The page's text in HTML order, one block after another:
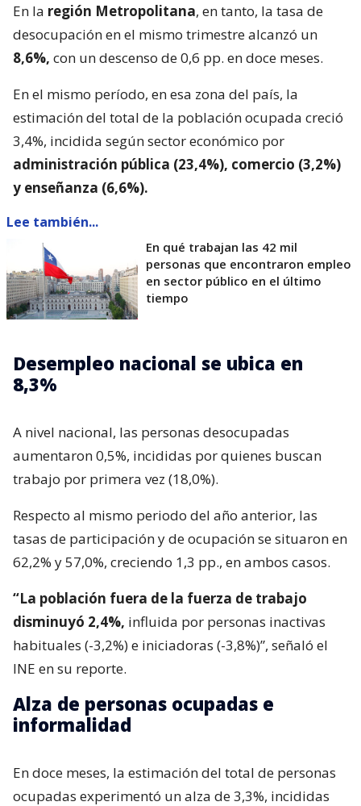
En la región Metropolitana, en tanto, la tasa de
desocupación en el mismo trimestre alcanzó un
8,6%, con un descenso de 0,6 pp. en doce meses.
En el mismo período, en esa zona del país, la
estimación del total de la población ocupada creció
3,4%, incidida según sector económico por
administración pública (23,4%), comercio (3,2%)
y enseñanza (6,6%).
Lee también...
En qué trabajan las 42 mil
personas que encontraron empleo
en sector público en el último
tiempo
Desempleo nacional se ubica en
8,3%
A nivel nacional, las personas desocupadas
aumentaron 0,5%, incididas por quienes buscan
trabajo por primera vez (18,0%).
Respecto al mismo periodo del año anterior, las
tasas de participación y de ocupación se situaron en
62,2% y 57,0%, creciendo 1,3 pp., en ambos casos.
“La población fuera de la fuerza de trabajo
disminuyó 2,4%, influida por personas inactivas
habituales (-3,2%) e iniciadoras (-3,8%)”, señaló el
INE en su reporte.
Alza de personas ocupadas e
informalidad
En doce meses, la estimación del total de personas
ocupadas experimentó un alza de 3,3%, incididas